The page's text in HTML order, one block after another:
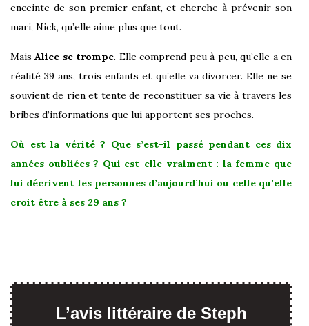
enceinte de son premier enfant, et cherche à prévenir son
mari, Nick, qu’elle aime plus que tout.
MaisAlice se trompe. Elle comprend peu à peu, qu’elle a en
réalité 39 ans, trois enfants et qu’elle va divorcer. Elle ne se
souvient de rien et tente de reconstituer sa vie à travers les
bribes d’informations que lui apportent ses proches.
Où est la vérité ? Que s’est-il passé pendant ces dix
années oubliées ? Qui est-elle vraiment : la femme que
lui décrivent les personnes d’aujourd’hui ou celle qu’elle
croit être à ses 29 ans ?
L’avis littéraire de Steph